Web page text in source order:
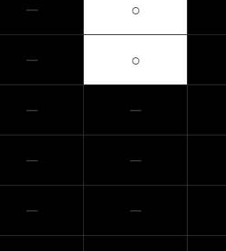
─ ○
─ ○
─ ─
─ ─
─ ─